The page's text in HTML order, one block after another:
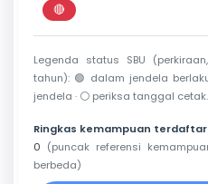
🔴
Perkiraan di luar jendela
Legenda status SBU
tahun): 🟢 dalam jendela
jendela · ⚪ periksa tanggal cetak.
Ringkas kemampuan
0 (puncak referensi
berbeda)